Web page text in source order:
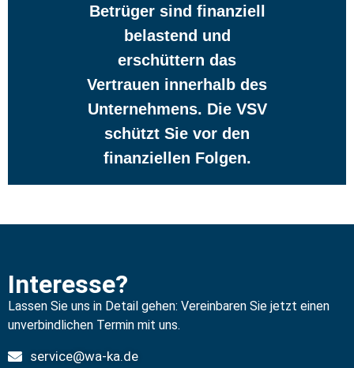
Betrüger sind finanziell
belastend und
erschüttern das
Vertrauen innerhalb des
Unternehmens. Die VSV
schützt Sie vor den
finanziellen Folgen.
Interesse?
Lassen Sie uns in Detail gehen: Vereinbaren Sie jetzt einen
unverbindlichen Termin mit uns.
service@wa-ka.de